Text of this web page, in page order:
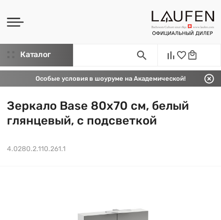
Каталог
Особые условия в шоуруме на Академической!
Зеркало Base 80х70 см, белый
глянцевый, с подсветкой
4.0280.2.110.261.1